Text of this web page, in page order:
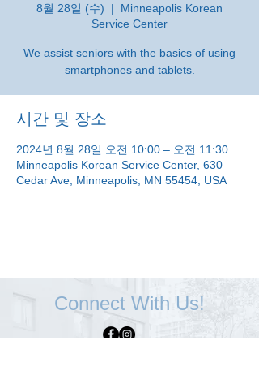
8월 28일 (수)
  |
Minneapolis Korean
Service Center
We assist seniors with the basics of using
smartphones and tablets.
시간 및 장소
2024년 8월 28일 오전 10:00 – 오전 11:30
Minneapolis Korean Service Center, 630
Cedar Ave, Minneapolis, MN 55454, USA
Connect With Us!